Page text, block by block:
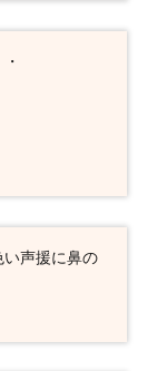
声援に鼻の